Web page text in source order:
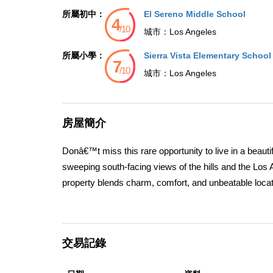
所屬初中：
El Sereno Middle School
城市： Los Angeles
所屬小學：
Sierra Vista Elementary School
城市： Los Angeles
房屋簡介
Donâ€™t miss this rare opportunity to live in a
sweeping south-facing views of the hills and the
property blends charm, comfort, and unbeatable
garden retreat, perfect for relaxing or entertaining
交易記錄